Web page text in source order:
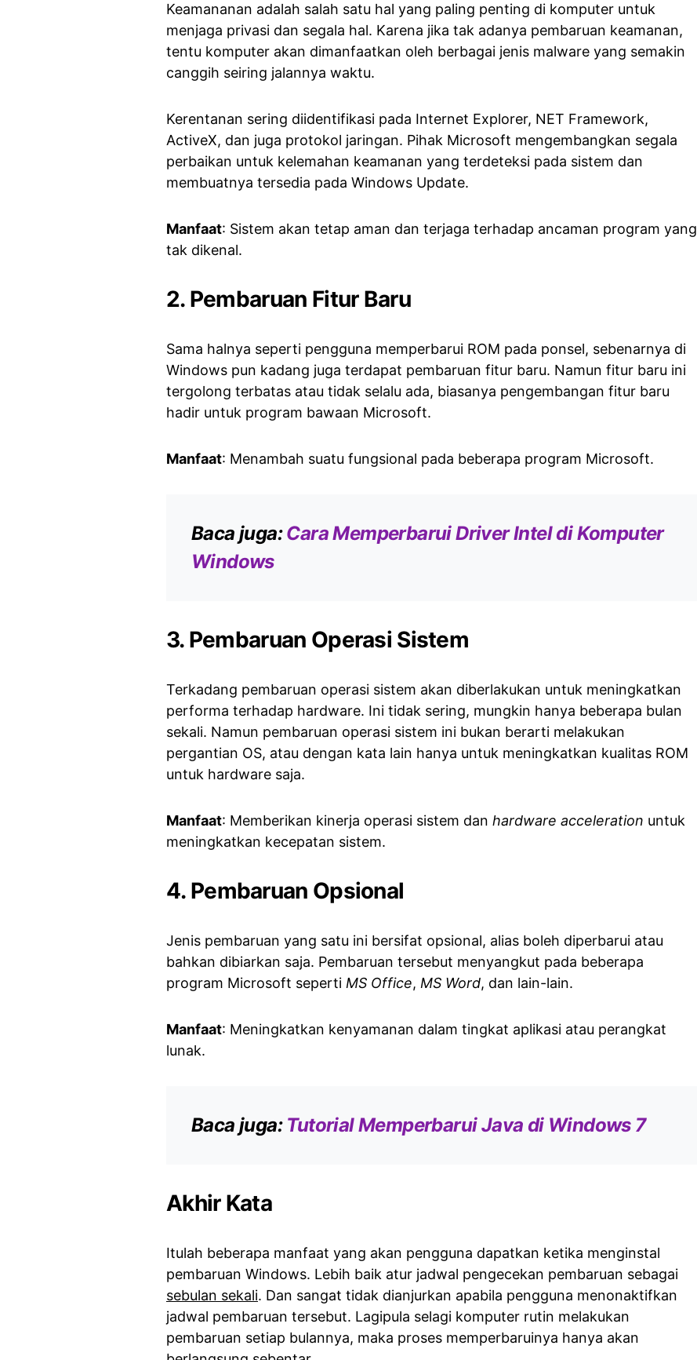
Keamananan adalah salah satu hal yang paling penting di komputer untuk
menjaga privasi dan segala hal. Karena jika tak adanya pembaruan keamanan,
tentu komputer akan dimanfaatkan oleh berbagai jenis malware yang semakin
canggih seiring jalannya waktu.
Kerentanan sering diidentifikasi pada Internet Explorer, NET Framework,
ActiveX, dan juga protokol jaringan. Pihak Microsoft mengembangkan segala
perbaikan untuk kelemahan keamanan yang terdeteksi pada sistem dan
membuatnya tersedia pada Windows Update.
Manfaat: Sistem akan tetap aman dan terjaga terhadap ancaman program yang
tak dikenal.
2. Pembaruan Fitur Baru
Sama halnya seperti pengguna memperbarui ROM pada ponsel, sebenarnya di
Windows pun kadang juga terdapat pembaruan fitur baru. Namun fitur baru ini
tergolong terbatas atau tidak selalu ada, biasanya pengembangan fitur baru
hadir untuk program bawaan Microsoft.
Manfaat: Menambah suatu fungsional pada beberapa program Microsoft.
Baca juga:Cara Memperbarui Driver Intel di Komputer
Windows
3. Pembaruan Operasi Sistem
Terkadang pembaruan operasi sistem akan diberlakukan untuk meningkatkan
performa terhadap hardware. Ini tidak sering, mungkin hanya beberapa bulan
sekali. Namun pembaruan operasi sistem ini bukan berarti melakukan
pergantian OS, atau dengan kata lain hanya untuk meningkatkan kualitas ROM
untuk hardware saja.
Manfaat: Memberikan kinerja operasi sistem dan hardware acceleration untuk
meningkatkan kecepatan sistem.
4. Pembaruan Opsional
Jenis pembaruan yang satu ini bersifat opsional, alias boleh diperbarui atau
bahkan dibiarkan saja. Pembaruan tersebut menyangkut pada beberapa
program Microsoft seperti MS Office, MS Word, dan lain-lain.
Manfaat: Meningkatkan kenyamanan dalam tingkat aplikasi atau perangkat
lunak.
Baca juga: Tutorial Memperbarui Java di Windows 7
Akhir Kata
Itulah beberapa manfaat yang akan pengguna dapatkan ketika menginstal
pembaruan Windows. Lebih baik atur jadwal pengecekan pembaruan sebagai
sebulan sekali. Dan sangat tidak dianjurkan apabila pengguna menonaktifkan
jadwal pembaruan tersebut. Lagipula selagi komputer rutin melakukan
pembaruan setiap bulannya, maka proses memperbaruinya hanya akan